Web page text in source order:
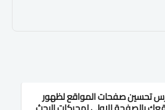
كورس تحسين صفحات المواقع لظهور